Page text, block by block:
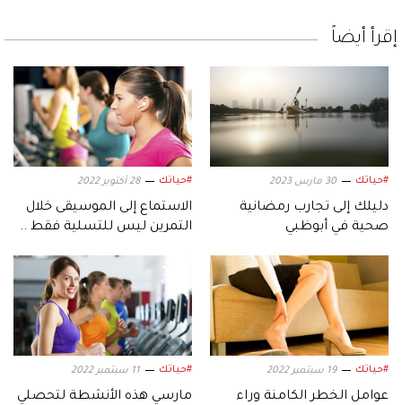
إقرأ أيضاً
#حياتك 30 مارس 2023
دليلك إلى تجارب رمضانية
صحية في أبوظبي
#حياتك 28 أكتوبر 2022
الاستماع إلى الموسيقى خلال
التمرين ليس للتسلية فقط ..
#حياتك 19 سبتمبر 2022
عوامل الخطر الكامنة وراء
#حياتك 11 سبتمبر 2022
مارسي هذه الأنشطة لتحصلي